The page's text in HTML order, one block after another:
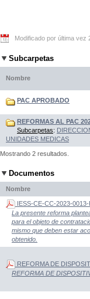
Modificado por última vez
Subcarpetas
Nombre
PAC APROBADO
REFORMAS AL PAC
Subcarpetas:
UNIDADES MEDICAS
Mostrando 2 resultados.
Documentos
Nombre
IESS-CE-CC-2023-0013-
La presente reforma
para el objeto de
mismo que deben estar
obtenido.
REFORMA DE
REFORMA DE